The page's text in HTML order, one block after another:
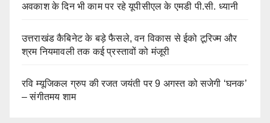
अवकाश के दिन भी काम पर रहे यूपीसीएल के एमडी पी.सी. ध्यानी
उत्तराखंड कैबिनेट के बड़े फैसले, वन विकास से ईको टूरिज्म और
श्रम नियमावली तक कई प्रस्तावों को मंजूरी
रवि म्यूजिकल ग्रुप की रजत जयंती पर 9 अगस्त को सजेगी ‘घनक’
– संगीतमय शाम